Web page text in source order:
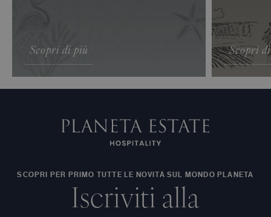
Scopri di più Scopri
SCOPRI PER PRIMO TUTTE LE NOVITÀ SUL MONDO PLANETA
Iscriviti alla